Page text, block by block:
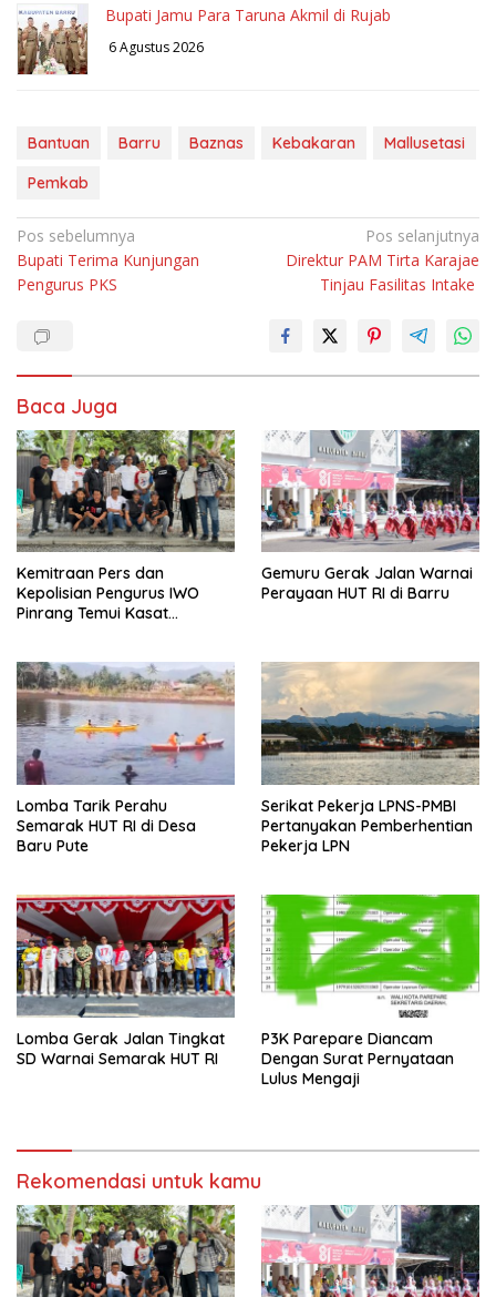
Bupati Jamu Para Taruna Akmil di Rujab
6 Agustus 2026
Bantuan Barru Baznas Kebakaran
Mallusetasi
Pemkab
Navigasi
pos
Pos sebelumnya
Bupati Terima Kunjungan
Pengurus PKS
Pos selanjutnya
Direktur PAM Tirta Karajae
Tinjau Fasilitas Intake
Baca Juga
Kemitraan Pers dan
Kepolisian Pengurus IWO
Pinrang Temui Kasat
Gemuru Gerak Jalan Warnai
Perayaan HUT RI di Barru
Lomba Tarik Perahu
Semarak HUT RI di Desa
Baru Pute
Serikat Pekerja LPNS-PMBI
Pertanyakan Pemberhentian
Pekerja LPN
Lomba Gerak Jalan Tingkat
SD Warnai Semarak HUT RI
P3K Parepare Diancam
Dengan Surat Pernyataan
Lulus Mengaji
Rekomendasi untuk kamu